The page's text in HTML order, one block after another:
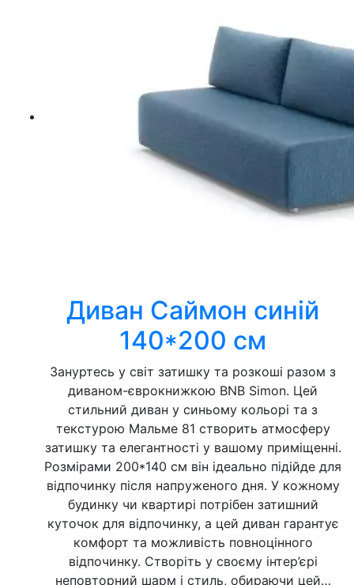
Диван Саймон синій
140*200 см
Зануртесь у світ затишку та розкоші разом з
диваном-єврокнижкою BNB Simon. Цей
стильний диван у синьому кольорі та з
текстурою Мальме 81 створить атмосферу
затишку та елегантності у вашому приміщенні.
Розмірами 200*140 см він ідеально підійде для
відпочинку після напруженого дня. У кожному
будинку чи квартирі потрібен затишний
куточок для відпочинку, а цей диван гарантує
комфорт та можливість повноцінного
відпочинку. Створіть у своєму інтер’єрі
неповторний шарм і стиль, обираючи цей…